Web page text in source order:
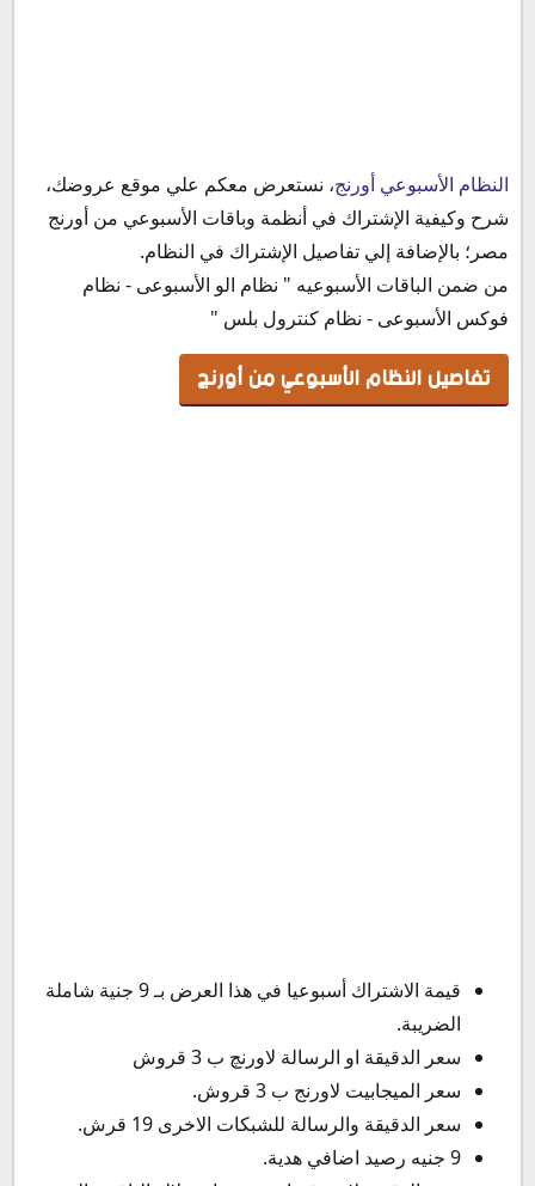
تفاصيل النظام الأسبوعي من أورنج
كود الإشتراك فى النظام الأسبوعي من أورنج
النظام الأسبوعي أورنج، نستعرض معكم علي موقع عروضك،
شرح وكيفية الإشتراك في أنظمة وباقات الأسبوعي من أورنج
مصر؛ بالإضافة إلي تفاصيل الإشتراك في النظام.
من ضمن الباقات الأسبوعيه " نظام الو الأسبوعى - نظام
فوكس الأسبوعى - نظام كنترول بلس "
تفاصيل النظام الأسبوعي من أورنج
قيمة الاشتراك أسبوعيا في هذا العرض بـ 9 جنية شاملة
الضريبة.
سعر الدقيقة او الرسالة لاورنچ ب 3 قروش
سعر الميجابيت لاورنج ب 3 قروش.
سعر الدقيقة والرسالة للشبكات الاخرى 19 قرش.
9 جنيه رصيد اضافي هدية.